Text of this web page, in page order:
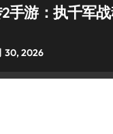
手游：执千军
30, 2026